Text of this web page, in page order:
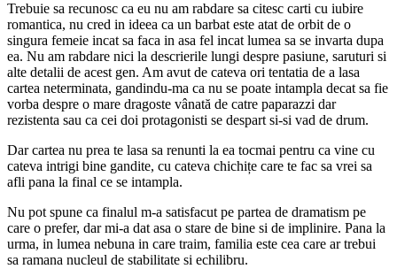
Trebuie sa recunosc ca eu nu am rabdare sa citesc carti cu iubire
romantica, nu cred in ideea ca un barbat este atat de orbit de o
singura femeie incat sa faca in asa fel incat lumea sa se invarta dupa
ea. Nu am rabdare nici la descrierile lungi despre pasiune, saruturi si
alte detalii de acest gen. Am avut de cateva ori tentatia de a lasa
cartea neterminata, gandindu-ma ca nu se poate intampla decat sa fie
vorba despre o mare dragoste vânată de catre paparazzi dar
rezistenta sau ca cei doi protagonisti se despart si-si vad de drum.
Dar cartea nu prea te lasa sa renunti la ea tocmai pentru ca vine cu
cateva intrigi bine gandite, cu cateva chichițe care te fac sa vrei sa
afli pana la final ce se intampla.
Nu pot spune ca finalul m-a satisfacut pe partea de dramatism pe
care o prefer, dar mi-a dat asa o stare de bine si de implinire. Pana la
urma, in lumea nebuna in care traim, familia este cea care ar trebui
sa ramana nucleul de stabilitate si echilibru.